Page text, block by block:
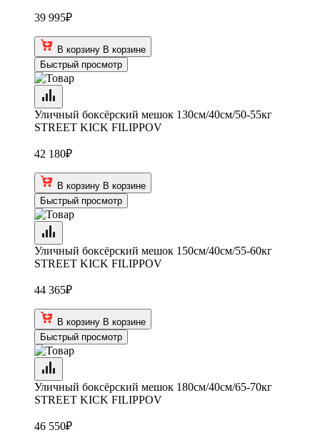
39 995₽
В корзину В корзине
Быстрый просмотр
Уличный боксёрский мешок 130см/40см/50-55кг
STREET KICK FILIPPOV
42 180₽
В корзину В корзине
Быстрый просмотр
Уличный боксёрский мешок 150см/40см/55-60кг
STREET KICK FILIPPOV
44 365₽
В корзину В корзине
Быстрый просмотр
Уличный боксёрский мешок 180см/40см/65-70кг
STREET KICK FILIPPOV
46 550₽